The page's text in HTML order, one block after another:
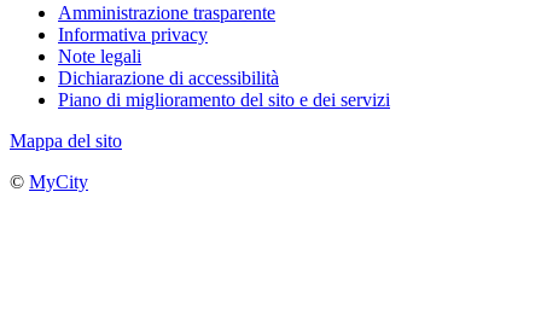
Amministrazione trasparente
Informativa privacy
Note legali
Dichiarazione di accessibilità
Piano di miglioramento del sito e dei servizi
Mappa del sito
© MyCity